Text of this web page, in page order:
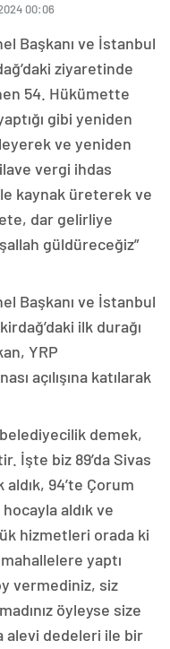
00:06
Başkanı ve İstanbul
ziyaretinde
54. Hükümette
gibi yeniden
ve yeniden
vergi ihdas
kaynak üreterek ve
dar gelirliye
güldüreceğiz”
Başkanı ve İstanbul
ilk durağı
YRP
açılışına katılarak
belediyecilik demek,
İşte biz 89’da Sivas
94’te Çorum
aldık ve
hizmetleri orada ki
mahallelere yaptı
vermediniz, siz
öyleyse size
alevi dedeleri ile bir